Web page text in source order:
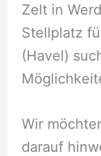
Zelt in
Stellplatz
(Havel)
Wir
darauf